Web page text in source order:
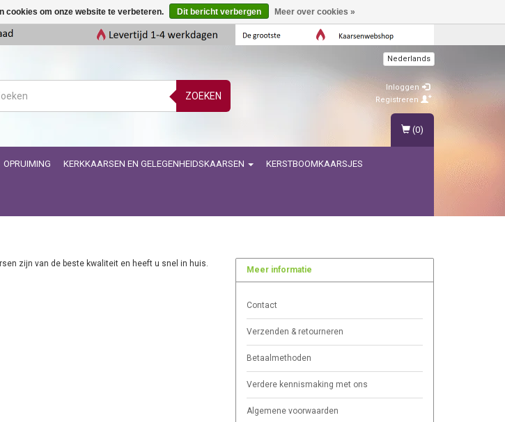
ZOEKEN
Nederlands
Inloggen
Registreren
OPRUIMING KERKKAARSEN EN GELEGENHEIDSKAARSEN KERSTBOOMKAARSJES
(0)
zijn van de beste kwaliteit en heeft u snel in huis.
Meer informatie
Contact
Verzenden & retourneren
Betaalmethoden
Verdere kennismaking met ons
Algemene voorwaarden
cookies om onze website te verbeteren. Dit bericht verbergen Meer over cookies »